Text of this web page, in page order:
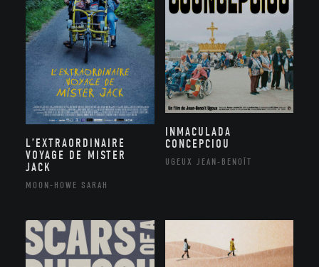
L’EXTRAORDINAIRE
VOYAGE DE MISTER
JACK
MOON-HOWE SARAH
INMACULADA
CONCEPCIOU
UGEUX JEAN-BENOÎT